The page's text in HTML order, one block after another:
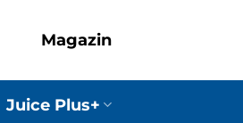
Magazin
Juice Plus+